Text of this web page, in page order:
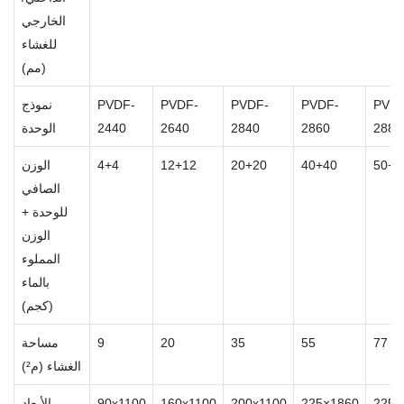
الخارجي
للغشاء
(مم)
نموذج
الوحدة
PVDF-
2440
PVDF-
2640
PVDF-
2840
PVDF-
2860
2880
الوزن
الصافي
للوحدة +
الوزن
المملوء
بالماء
(كجم)
4+4 12+12 20+20 40+40
مساحة
الغشاء (م²)
9 20 35 55 77